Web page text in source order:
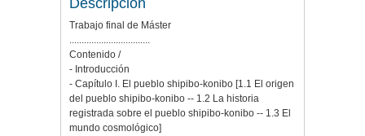
Descripción
Trabajo final de Máster
.................................
Contenido /
- Introducción
- Capítulo I. El pueblo shipibo-konibo [1.1 El origen
del pueblo shipibo-konibo -- 1.2 La historia
registrada sobre el pueblo shipibo-konibo -- 1.3 El
mundo cosmológico]